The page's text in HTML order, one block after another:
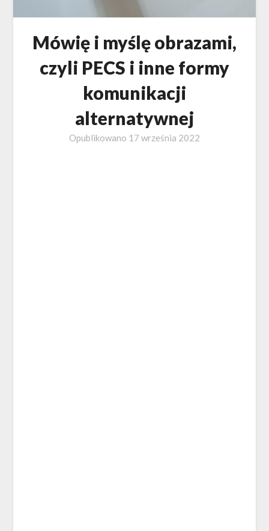
Mówię i myślę obrazami,
czyli PECS i inne formy
komunikacji
alternatywnej
Opublikowano 17 września 2022